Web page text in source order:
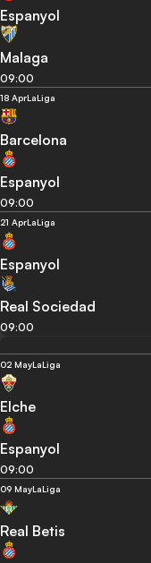
Espanyol
Malaga
09:00
18 AprLaLiga
Barcelona
Espanyol
09:00
21 AprLaLiga
Espanyol
Real Sociedad
09:00
02 MayLaLiga
Elche
Espanyol
09:00
09 MayLaLiga
Real Betis